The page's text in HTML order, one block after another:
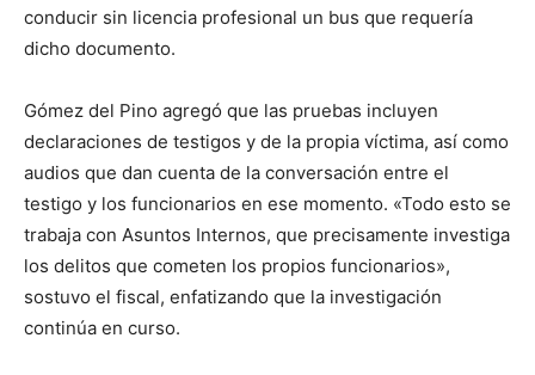
conducir sin licencia profesional un bus que requería
dicho documento.
Gómez del Pino agregó que las pruebas incluyen
declaraciones de testigos y de la propia víctima, así como
audios que dan cuenta de la conversación entre el
testigo y los funcionarios en ese momento. «Todo esto se
trabaja con Asuntos Internos, que precisamente investiga
los delitos que cometen los propios funcionarios»,
sostuvo el fiscal, enfatizando que la investigación
continúa en curso.